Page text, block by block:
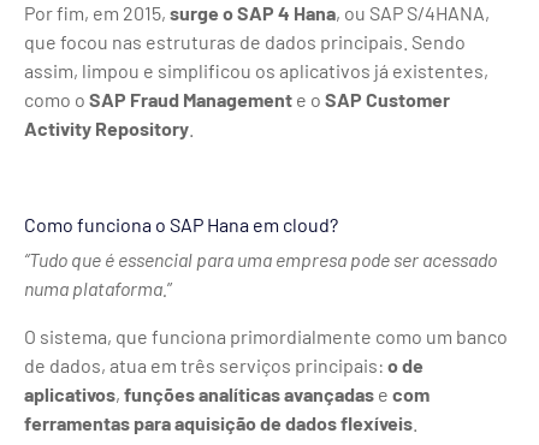
Por fim, em 2015, surge o SAP 4 Hana, ou SAP S/4HANA,
que focou nas estruturas de dados principais. Sendo
assim, limpou e simplificou os aplicativos já existentes,
como o SAP Fraud Management e o SAP Customer
Activity Repository
Como funciona o SAP Hana em cloud?
“Tudo que é essencial para uma empresa pode ser acessado
numa plataforma. ”
O sistema, que funciona primordialmente como um banco
de dados, atua em três serviços principais: o de
aplicativos, funções analíticas avançadas e com
ferramentas para aquisição de dados flexíveis